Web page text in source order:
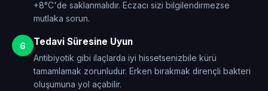
+8°C'de saklanmalıdır. Eczacı sizi bilgilendirmezse
mutlaka sorun.
6 Tedavi Süresine Uyun
Antibiyotik gibi ilaçlarda iyi hissetsenizbile kürü
tamamlamak zorunludur. Erken bırakmak dirençli bakteri
oluşumuna yol açabilir.